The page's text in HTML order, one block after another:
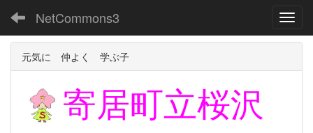
NetCommons3
元気に 仲よく 学ぶ子
寄居町立桜沢